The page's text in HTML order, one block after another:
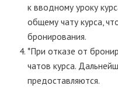
к вводному уроку
общему чату курса,
бронирования.
*При отказе от
чатов курса.
предоставляются.